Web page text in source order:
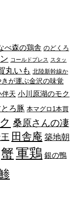
べ森の鶏舎 のどくろ
コールドプレス スタッ
丸いも 北陸新幹線か
が運ぶ金沢の味覚
伴天 小川原湖のモク
ろ豚 本マグロ1本買
桑原さんの凄
田舎庵 築地朝
蟹軍鶏 銀の鴨